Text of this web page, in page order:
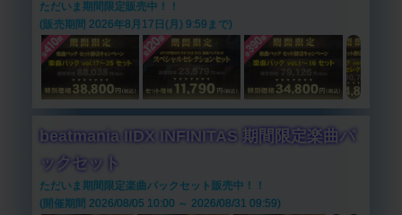
ただいま期間限定販売中！！
(販売期間 2026年8月17日(月) 9:59まで)
beatmania IIDX INFINITAS 期間限定楽曲パ
ックセット
ただいま期間限定楽曲パックセット販売中！！
(開催期間 2026/08/05 10:00 ～ 2026/08/31 09:59)